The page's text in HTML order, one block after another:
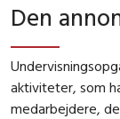
Den
aktiviteter, som
medarbejdere,